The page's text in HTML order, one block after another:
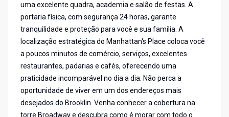
uma excelente quadra, academia e salão de festas. A
portaria física, com segurança 24 horas, garante
tranquilidade e proteção para você e sua família. A
localização estratégica do Manhattan's Place coloca você
a poucos minutos de comércio, serviços, excelentes
restaurantes, padarias e cafés, oferecendo uma
praticidade incomparável no dia a dia. Não perca a
oportunidade de viver em um dos endereços mais
desejados do Brooklin. Venha conhecer a cobertura na
torre Broadway e descubra como é morar com todo o